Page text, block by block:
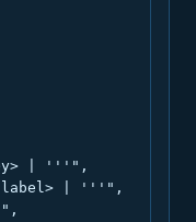
| '''",
| '''",